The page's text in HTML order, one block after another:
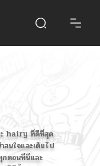
ะ hairy ที่ดีที่สุด
นใจและเต็มไป
กตอนที่นี่และ